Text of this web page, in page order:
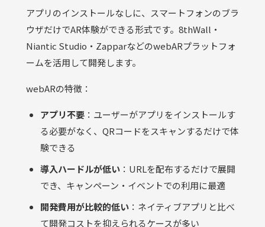
アプリのインストールなしに、スマートフォンのブラ
ウザだけでAR体験ができる形式です。8thWall・
Niantic Studio・ZapparなどのwebARプラットフォ
ームを活用して開発します。
webARの特徴：
アプリ不要 ：ユーザーがアプリをインストールす
る必要がなく、QRコードをスキャンするだけで体
験できる
導入ハードルが低い ：URLを配布するだけで展開
でき、キャンペーン・イベントでの利用に最適
開発費用が比較的低い ：ネイティブアプリと比べ
て開発コストを抑えられるケースが多い